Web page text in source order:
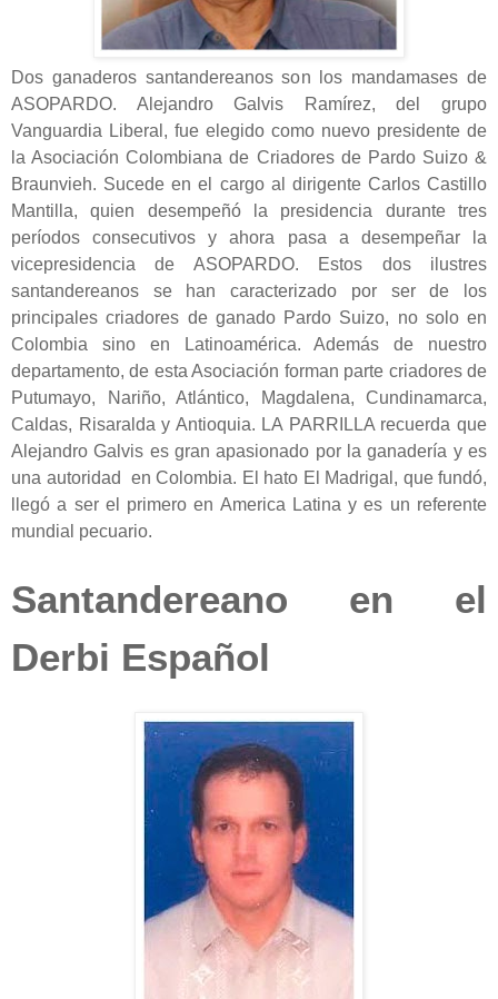
Dos ganaderos santandereanos son los mandamases de
ASOPARDO. Alejandro Galvis Ramírez, del grupo
Vanguardia Liberal, fue elegido como nuevo presidente de
la Asociación Colombiana de Criadores de Pardo Suizo &
Braunvieh. Sucede en el cargo al dirigente Carlos Castillo
Mantilla, quien desempeñó la presidencia durante tres
períodos consecutivos y ahora pasa a desempeñar la
vicepresidencia de ASOPARDO. Estos dos ilustres
santandereanos se han caracterizado por ser de los
principales criadores de ganado Pardo Suizo, no solo en
Colombia sino en Latinoamérica. Además de nuestro
departamento, de esta Asociación forman parte criadores de
Putumayo, Nariño, Atlántico, Magdalena, Cundinamarca,
Caldas, Risaralda y Antioquia. LA PARRILLA recuerda que
Alejandro Galvis es gran apasionado por la ganadería y es
una autoridad en Colombia. El hato El Madrigal, que fundó,
llegó a ser el primero en America Latina y es un referente
mundial pecuario.
Santandereano en el
Derbi Español